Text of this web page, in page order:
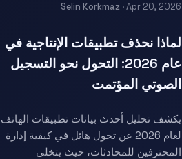
Selin Korkmaz · Apr 20, 2026
لماذا نحذف تطبيقات الإنتاجية في
عام 2026: التحول نحو التسجيل
الصوتي المؤتمت
يكشف تحليل أحدث بيانات تطبيقات الهاتف
لعام 2026 عن تحول هائل في كيفية إدارة
المحترفين للمحادثات، حيث يتخلى